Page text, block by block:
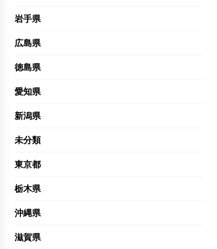
岩手県
広島県
徳島県
愛知県
新潟県
未分類
東京都
栃木県
沖縄県
滋賀県